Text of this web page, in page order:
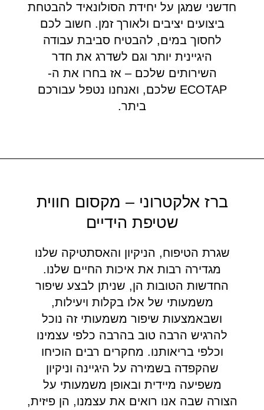
חדשני שמגן על יחידת הסולונאיד להבטחת
ביצועים יציבים ולאורך זמן. חשוב לכם
לחסוך במים, להבטיח סביבת עבודה
היגיינית יותר וגם לשדרג את חדר
השירותים שלכם – אז בחרו את ה-
ECOTAP שלכם, ואנחנו נטפל עבורכם
ביתר.
ברז אלקטרוני – מקסום חווית
שטיפת הידיים
שגרת הטיפוח, הניקיון והאסתטיקה שלנו
מגדירה רבות את איכות החיים שלנו.
החדשות הטובות הן, שניתן לבצע שיפור
משמעותי של אלו בקלות ויעילות,
ושבאמצעות שיפור משמעותי זה נוכל
להרגיש הרבה טוב בהרבה כלפי עצמינו
וכלפי בריאותנו. מחקרים רבים הוכיחו
שהקפדה בשמירה על היגיינה וניקיון
משפיעה מיידית ובאופן משמעותי על
הצורה שבה אנו רואים את עצמנו, הן פיזית,